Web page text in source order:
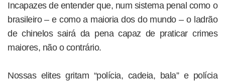
Incapazes de entender que, num sistema penal como o
brasileiro – e como a maioria dos do mundo – o ladrão
de chinelos sairá da pena capaz de praticar crimes
maiores, não o contrário.
Nossas elites gritam “polícia, cadeia, bala” e polícia